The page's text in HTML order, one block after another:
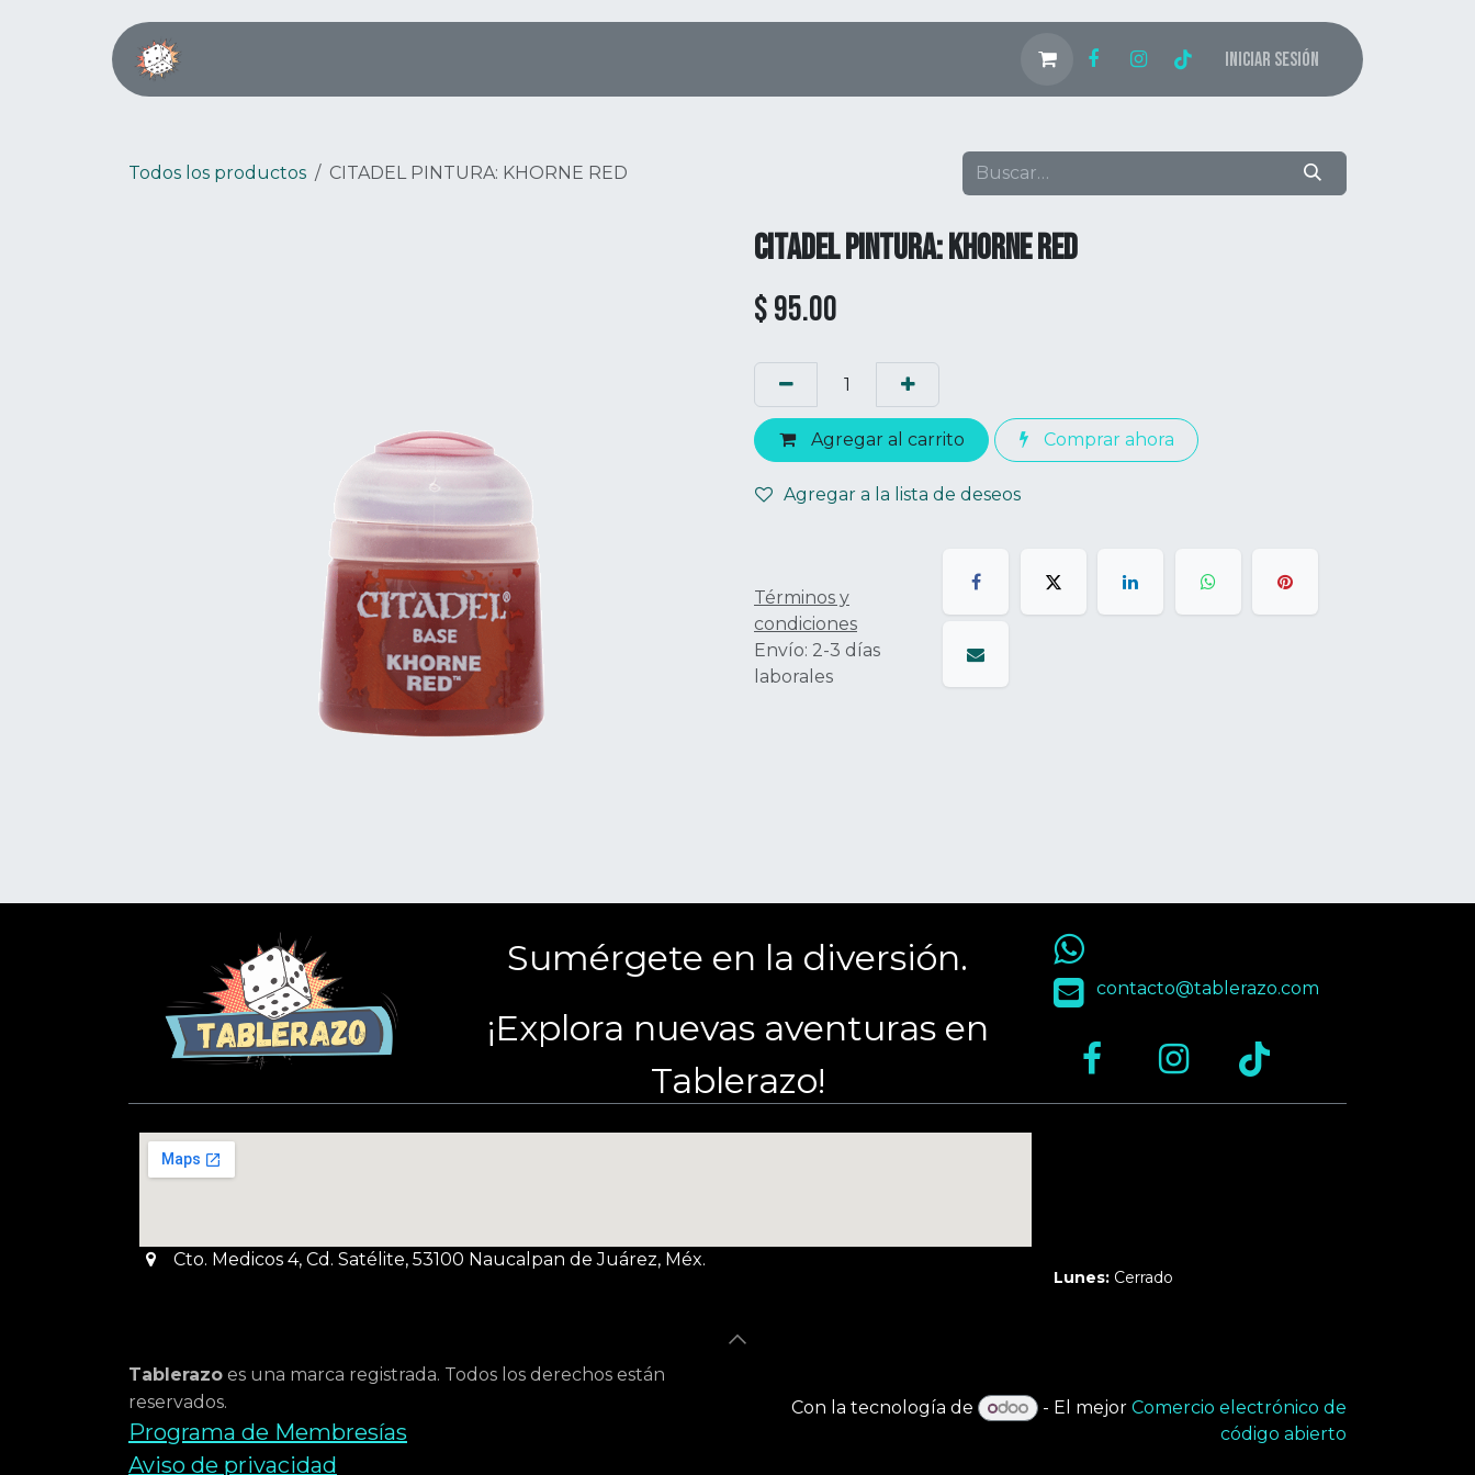
Iniciar sesión
Todos los productos CITADEL PINTURA: KHORNE RED
CITADEL PINTURA: KHORNE RED
$95.00
Agregar al carrito Comprar ahora
Agregar a la lista de deseos
Términos y
condiciones
Envío: 2-3 días
laborales
Sumérgete en la diversión.
¡Explora nuevas aventuras en
Tablerazo!
55 9563 4848
contacto@tablerazo.com
Cto. Medicos 4, Cd. Satélite, 53100 Naucalpan de Juárez, Méx.
Lunes:Cerrado
Tablerazo es una marca registrada. Todos los derechos están
reservados.
Programa de Membresías
Aviso de privacidad
Con la tecnología de - El mejor Comercio electrónico de
código abierto